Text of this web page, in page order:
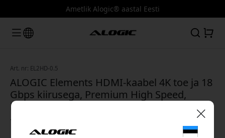
Ametlik Alogic® aastal Eesti
Art. nr: EL2HD-0.5
ALOGIC Elements HDMI-kaabel 4K toe ja 18
Gbps kiirusega, Premium High Speed,
isane-isane, 0,5 m lühikesteks ühendusteks
- Must
🎉 Sinu sooduskood: